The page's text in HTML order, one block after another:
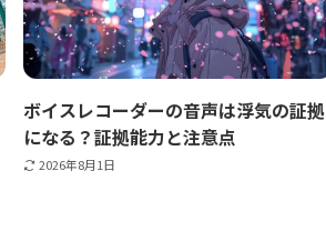
ボイスレコーダーの音声は浮気の証拠
になる？証拠能力と注意点
2026年8月1日